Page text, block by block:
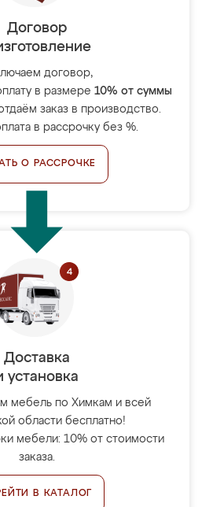
Договор
договор,
в размере 10% от суммы
заказ в производство.
в рассрочку без %.
О РАССРОЧКЕ
Доставка
установка
мебель по Химкам и всей
области бесплатно!
мебели: 10% от стоимости
заказа.
В КАТАЛОГ